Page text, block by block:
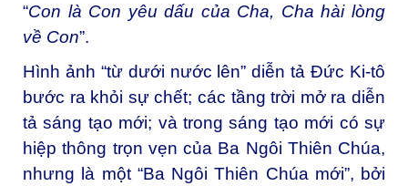
“Con là Con yêu dấu của Cha, Cha hài lòng
về Con”.
Hình ảnh “từ dưới nước lên” diễn tả Đức Ki-tô
bước ra khỏi sự chết; các tầng trời mở ra diễn
tả sáng tạo mới; và trong sáng tạo mới có sự
hiệp thông trọn vẹn của Ba Ngôi Thiên Chúa,
nhưng là một “Ba Ngôi Thiên Chúa mới”, bởi